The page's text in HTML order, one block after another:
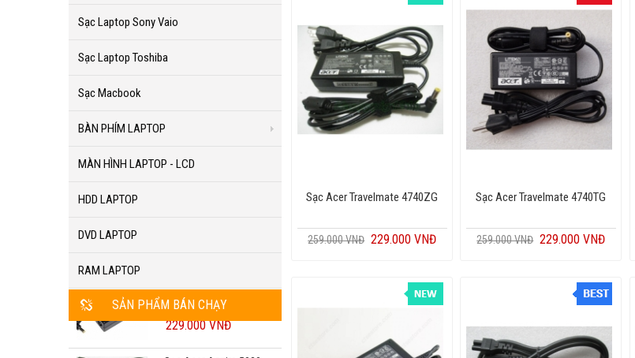
Sạc Laptop Sony Vaio
Sạc Laptop Toshiba
Sạc Macbook
BÀN PHÍM LAPTOP
MÀN HÌNH LAPTOP - LCD
HDD LAPTOP
DVD LAPTOP
RAM LAPTOP
SẢN PHẨM BÁN CHẠY
Sạc Acer Travelmate 4740ZG
259.000 VNĐ 229.000 VNĐ
Sạc Acer Travelmate 4740TG
259.000 VNĐ 229.000 VNĐ